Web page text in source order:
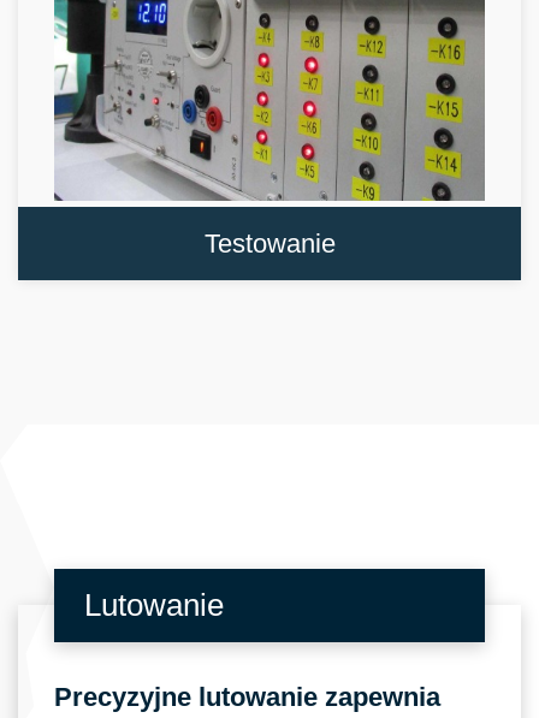
Testowanie
Lutowanie
Precyzyjne lutowanie zapewnia